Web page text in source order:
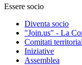
Essere socio
Diventa socio
"Join.us" - La
Comitati
Iniziative
Assemblea